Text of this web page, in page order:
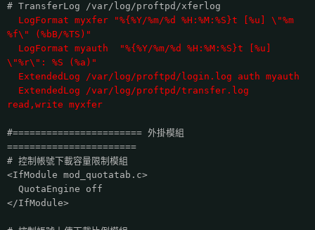
# TransferLog /var/log/proftpd/xferlog
LogFormat myxfer "%{%Y/%m/%d %H:%M:%S}t [%u] \"%m
%f\" (%bB/%TS)"
LogFormat myauth "%{%Y/%m/%d %H:%M:%S}t [%u]
\"%r\": %S (%a)"
ExtendedLog /var/log/proftpd/login.log auth myauth
ExtendedLog /var/log/proftpd/transfer.log
read,write myxfer
#======================= 外掛模組
=======================
# 控制帳號下載容量限制模組
<IfModule mod_quotatab.c>
QuotaEngine off
</IfModule>